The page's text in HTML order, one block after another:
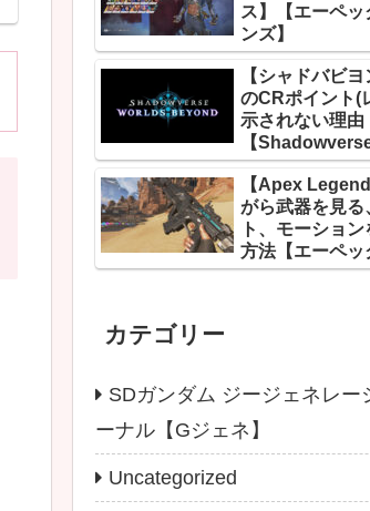
ス】【エーペッ
ンズ】
【シャドバビ
のCRポイント(
示されない理由
【
Beyond】
【Apex
がら武器を見る
ト、モーショ
方法【エーペッ
ンズ】
カテゴリー
SDガンダム ジージェネレー
ーナル【Gジェネ】
Uncategorized